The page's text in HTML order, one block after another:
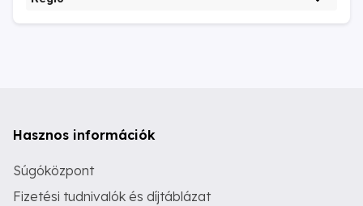
Hasznos információk
Súgóközpont
Fizetési tudnivalók és díjtáblázat